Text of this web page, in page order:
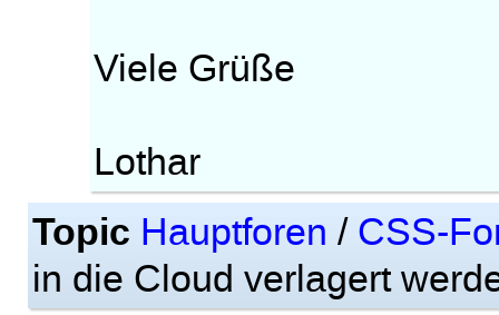
Viele Grüße
Lothar
Topic Hauptforen / CSS-
in die Cloud verlagert